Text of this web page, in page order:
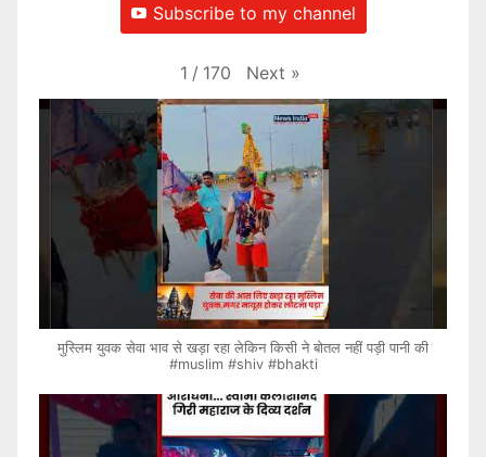
Subscribe to my channel
1 / 170 Next »
मुस्लिम युवक सेवा भाव से खड़ा रहा लेकिन किसी ने बोतल नहीं पड़ी पानी की
#muslim #shiv #bhakti